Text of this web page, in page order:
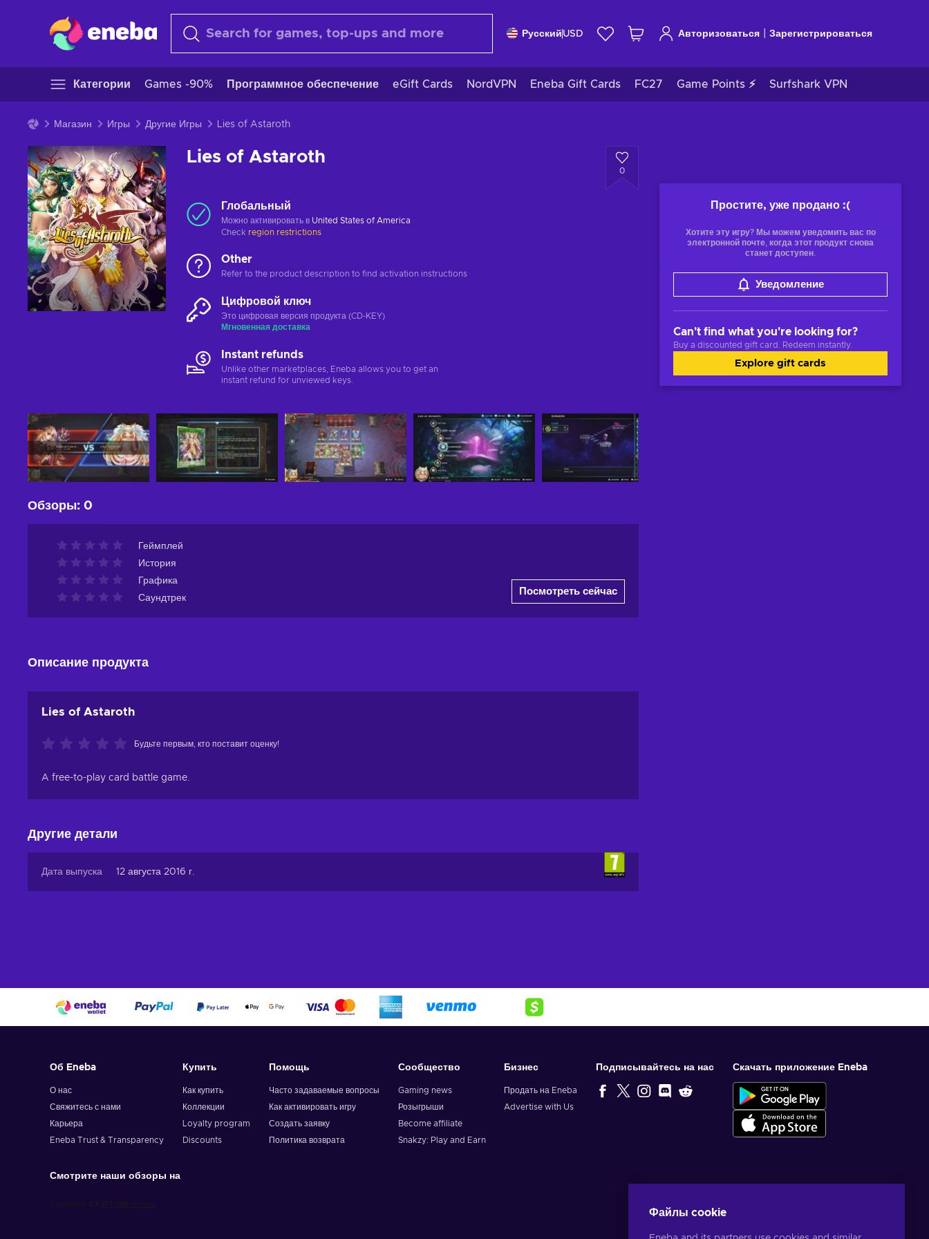
Русский USD Авторизоваться Зарегистрироваться
Категории Games -90% Программное обеспечение eGift Cards NordVPN Eneba Gift Cards FC27 Game Points ⚡ Surfshark VPN
Магазин Игры Другие Игры Lies of Astaroth
Lies of Astaroth
0
Простите, уже продано :(
Хотите эту игру? Мы можем уведомить вас по
электронной почте, когда этот продукт снова
станет доступен.
Уведомление
Can't find what you're looking for?
Buy a discounted gift card. Redeem instantly.
Explore gift cards
Глобальный
Можно активировать в United States of America
Check region restrictions
Other
Refer to the product description to find activation instructions
Цифровой ключ
Это цифровая версия продукта (CD-KEY)
Мгновенная доставка
Instant refunds
Unlike other marketplaces, Eneba allows you to get an
instant refund for unviewed keys.
Обзоры: 0
Геймплей
История
Графика
Саундтрек
Посмотреть сейчас
Описание продукта
Lies of Astaroth
Будьте первым, кто поставит оценку!
A free-to-play card battle game.
Другие детали
Дата выпуска 12 августа 2016 г.
Об Eneba
О нас
Свяжитесь с нами
Карьера
Eneba Trust & Transparency
Купить
Как купить
Коллекции
Loyalty program
Discounts
Помощь
Часто задаваемые вопросы
Как активировать игру
Создать заявку
Политика возврата
Сообщество
Gaming news
Розыгрыши
Become affiliate
Snakzy: Play and Earn
Бизнес
Продать на Eneba
Advertise with Us
Подписывайтесь на нас Скачать приложение Eneba
Смотрите наши обзоры на
Файлы cookie